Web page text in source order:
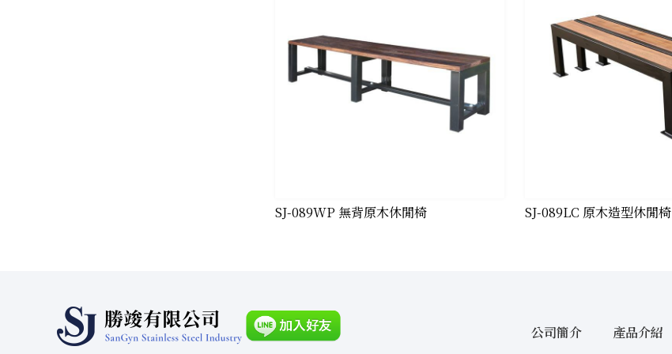
SJ-089WP 無背原木休閒椅 SJ-089LC 原木造型休閒椅
公司簡介 產品介紹